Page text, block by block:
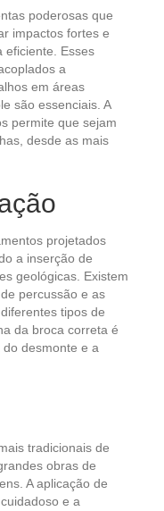
poderosas que
impactos fortes e
eficiente. Esses
a
em áreas
são essenciais. A
permite que sejam
desde as mais
projetados
a inserção de
geológicas. Existem
percussão e as
tipos de
da broca correta é
desmonte e a
tradicionais de
obras de
A aplicação de
e a